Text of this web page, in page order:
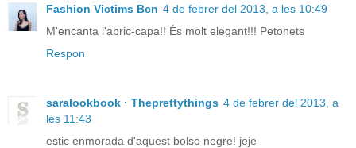
Fashion Victims Bcn 4 de febrer del 2013, a les 10:49
M'encanta l'abric-capa!! És molt elegant!!! Petonets
Respon
saralookbook · Theprettythings 4 de febrer del 2013, a
les 11:43
estic enmorada d'aquest bolso negre! jeje